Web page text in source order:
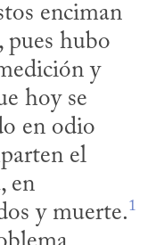
enciman
pues hubo
y
hoy se
en odio
el
en
y muerte.1